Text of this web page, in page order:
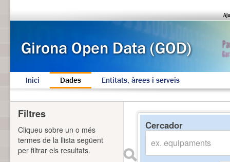
Inici Dades Entitats, àrees i serveis
Cercador
Filtres
Cliqueu sobre un o més
termes de la llista següent
per filtrar els resultats.